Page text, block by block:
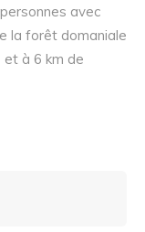
avec
la forêt domaniale
et à 6 km de